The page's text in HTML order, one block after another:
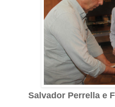
Salvador Perrella e